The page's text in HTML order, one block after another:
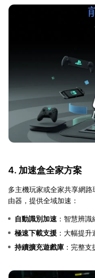
4. 加速盒全家方案
多主機玩家或全家共享網
由器，提供全域加速：
自動識別加速 ：智慧辨
極速下載支援 ：大幅提
持續擴充遊戲庫 ：完整